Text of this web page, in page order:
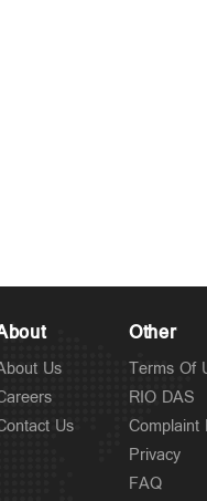
Us
Us
Other
Terms Of
RIO DAS
Complaint
Privacy
FAQ